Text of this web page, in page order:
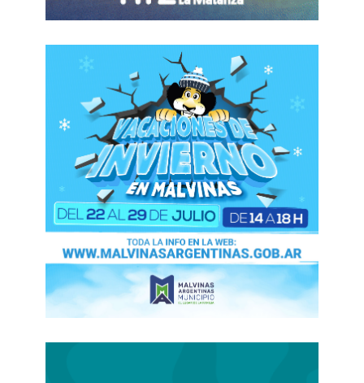
Los cálculos indican quemejorará notablemente
la experiencia del usuario, con un ahorro de
tiempo de viaje de hasta el 40%. Además,